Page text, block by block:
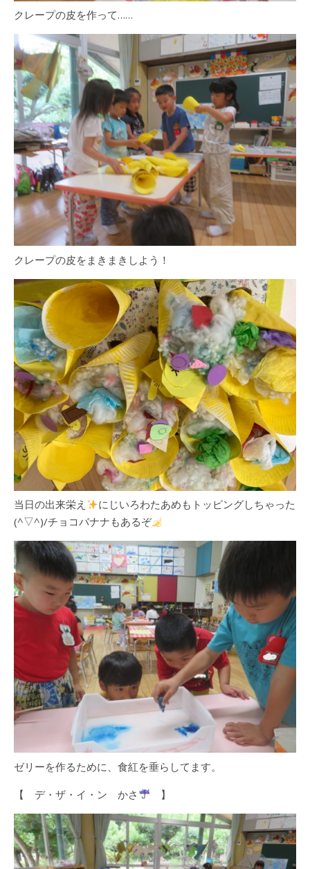
クレープの皮を作って……
クレープの皮をまきまきしよう！
当日の出来栄え
にじいろわたあめもトッピングしちゃった
(^▽^)/チョコバナナもあるぞ
ゼリーを作るために、食紅を垂らしてます。
【 デ・ザ・イ・ン かさ
】